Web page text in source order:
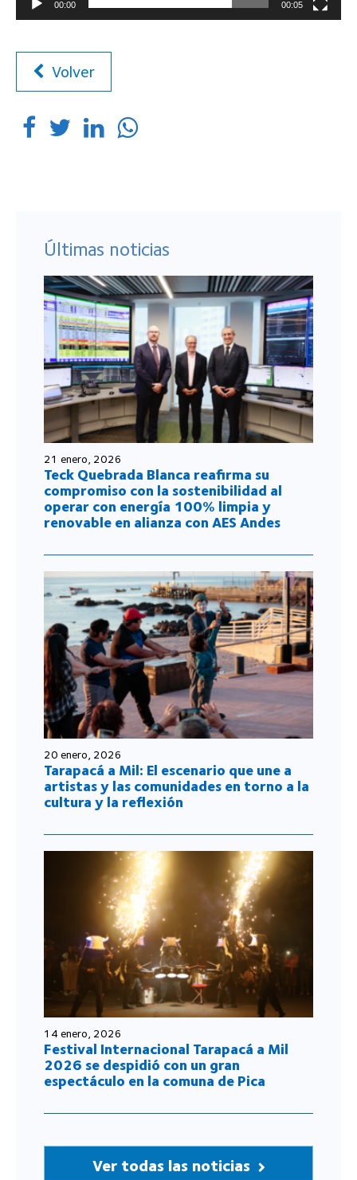
00:00 00:05
Volver
Últimas noticias
21 enero, 2026
Teck Quebrada Blanca reafirma su
compromiso con la sostenibilidad al
operar con energía 100% limpia y
renovable en alianza con AES Andes
20 enero, 2026
Tarapacá a Mil: El escenario que une a
artistas y las comunidades en torno a la
cultura y la reflexión
14 enero, 2026
Festival Internacional Tarapacá a Mil
2026 se despidió con un gran
espectáculo en la comuna de Pica
Ver todas las noticias